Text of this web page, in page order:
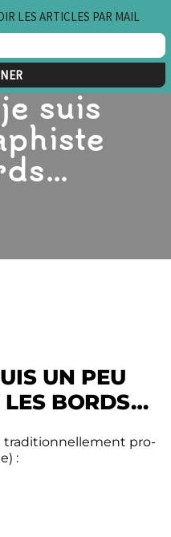
suis
UN PEU
LES BORDS…
traditionnellement pro-
:
LES ARTICLES PAR MAIL